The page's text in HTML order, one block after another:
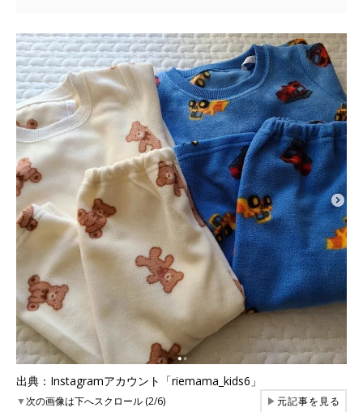
出典：Instagramアカウント「riemama_kids6」
▼次の画像は下へスクロール (2/6) ▶元記事を見る